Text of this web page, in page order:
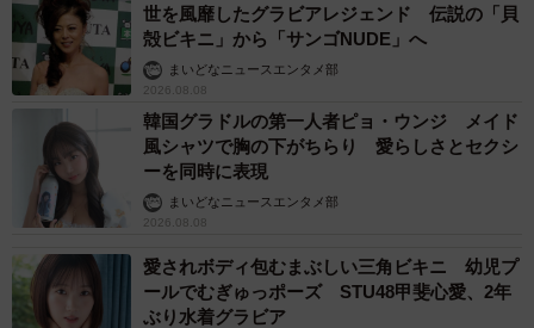
まらない。
愛娘はもちろんのこと、「引くわ…」と言われた愛息子の
話をする時も津田の目尻は下がるばかり。「ダメなパパ」
と謙遜する良きパパがそこにいた。
世を風靡したグラビアレジェンド 伝説の「貝
殻ビキニ」から「サンゴNUDE」へ
まいどなニュースエンタメ部
2026.08.08
韓国グラドルの第一人者ピョ・ウンジ メイド
風シャツで胸の下がちらり 愛らしさとセクシ
ーを同時に表現
まいどなニュースエンタメ部
2026.08.08
愛されボディ包むまぶしい三角ビキニ 幼児プ
ールでむぎゅっポーズ STU48甲斐心愛、2年
ぶり水着グラビア